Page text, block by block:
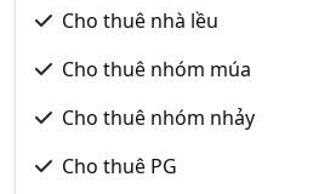
Cho thuê nhà lều
Cho thuê nhóm múa
Cho thuê nhóm nhảy
Cho thuê PG